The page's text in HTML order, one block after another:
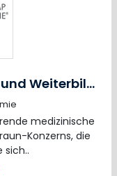
Aesculap Akademie – Fort- und Weiterbildung im Gesundheitswesen
medizinische
Konzerns, die
sich..